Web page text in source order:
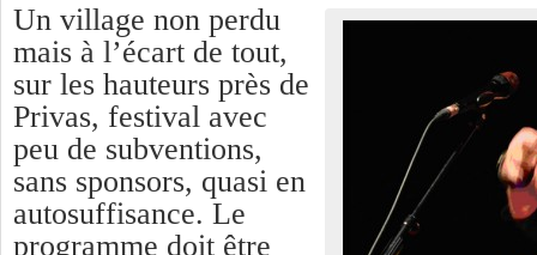
Un village non perdu
mais à l’écart de tout,
sur les hauteurs près de
Privas, festival avec
peu de subventions,
sans sponsors, quasi en
autosuffisance. Le
programme doit être